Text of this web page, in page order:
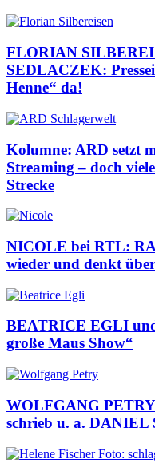
FLORIAN
SEDLACZEK:
Henne“ da!
Kolumne: ARD setzt
Streaming – doch
Strecke
NICOLE bei RTL:
wieder und denkt
BEATRICE EGLI
große Maus Show“
WOLFGANG
schrieb u. a. DANIEL